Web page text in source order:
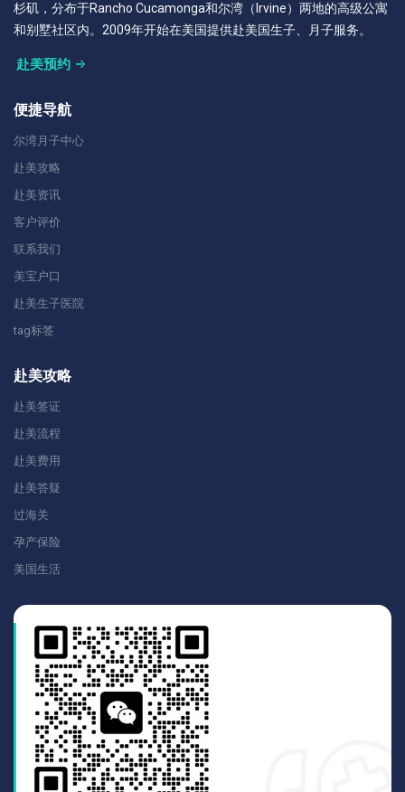
杉矶，分布于Rancho Cucamonga和尔湾（Irvine）两地的高级公寓
和别墅社区内。2009年开始在美国提供赴美国生子、月子服务。
赴美预约
便捷导航
尔湾月子中心
赴美攻略
赴美资讯
客户评价
联系我们
美宝户口
赴美生子医院
tag标签
赴美攻略
赴美签证
赴美流程
赴美费用
赴美答疑
过海关
孕产保险
美国生活